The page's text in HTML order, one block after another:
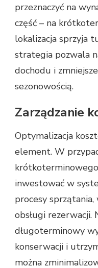
przeznaczyć na
część – na
lokalizacja sprzyja
strategia pozwala
dochodu i
sezonowością.
Zarządzanie
Optymalizacja
element. W
inwestować w
procesy
obsługi
długoterminowy
konserwacji i
można